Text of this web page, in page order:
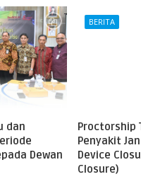
dan
Dewan
BERITA
Proctorship
Penyakit
Device
Closure)